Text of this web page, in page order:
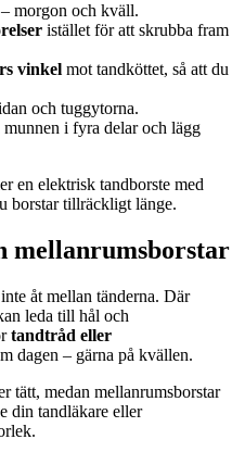
– morgon och kväll.
istället för att skrubba fram
vinkel mot tandköttet, så att du
och tuggytorna.
munnen i fyra delar och lägg
en elektrisk tandborste med
borstar tillräckligt länge.
mellanrumsborstar
åt mellan tänderna. Där
leda till hål och
tandtråd eller
dagen – gärna på kvällen.
tätt, medan mellanrumsborstar
din tandläkare eller